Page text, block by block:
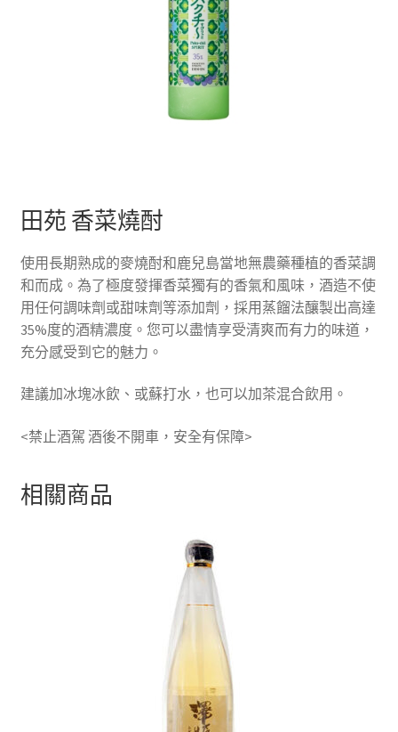
田苑 香菜燒酎
使用長期熟成的麥燒酎和鹿兒島當地無農藥種植的香菜調
和而成。為了極度發揮香菜獨有的香氣和風味，酒造不使
用任何調味劑或甜味劑等添加劑，採用蒸餾法釀製出高達
35%度的酒精濃度。您可以盡情享受清爽而有力的味道，
充分感受到它的魅力。
建議加冰塊冰飲、或蘇打水，也可以加茶混合飲用。
<禁止酒駕 酒後不開車，安全有保障>
相關商品